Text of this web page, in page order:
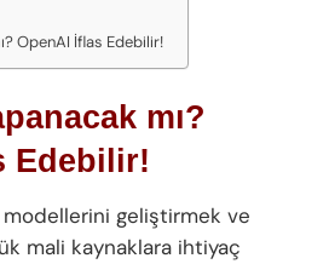
OpenAI İflas Edebilir!
mı?
Edebilir!
modellerini geliştirmek ve
mali kaynaklara ihtiyaç